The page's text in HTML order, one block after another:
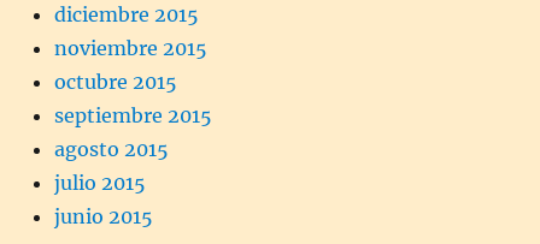
diciembre 2015
noviembre 2015
octubre 2015
septiembre 2015
agosto 2015
julio 2015
junio 2015